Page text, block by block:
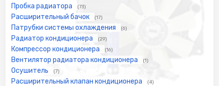
Пробка радиатора (73)
Расширительный бачок (17)
Патрубки системы охлаждения (6)
Радиатор кондиционера (29)
Компрессор кондиционера (16)
Вентилятор радиатора кондиционера (1)
Осушитель (7)
Расширительный клапан кондиционера (4)